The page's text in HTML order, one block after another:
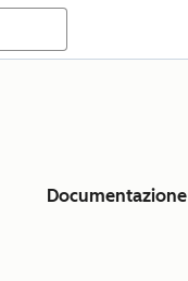
Documentazione